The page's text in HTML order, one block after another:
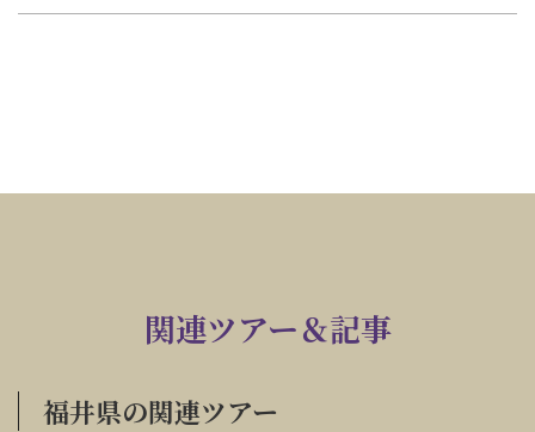
関連ツアー＆記事
福井県の関連ツアー